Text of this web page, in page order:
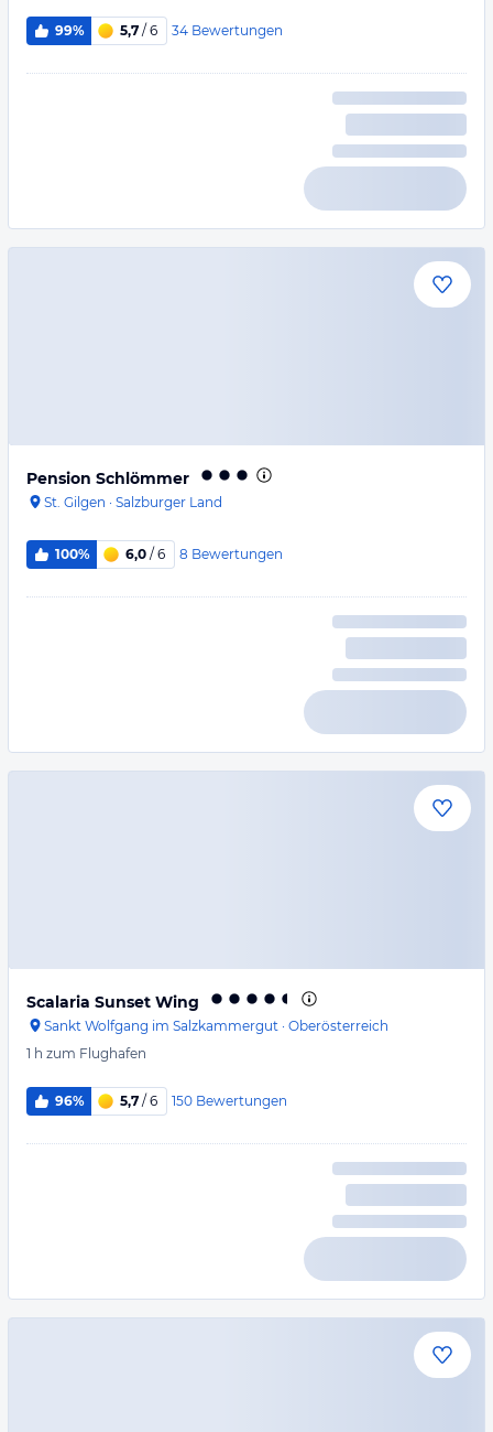
99% 5,7 / 6 34 Bewertungen
Pension Schlömmer
St. Gilgen · Salzburger Land
100% 6,0 / 6 8 Bewertungen
Scalaria Sunset Wing
Sankt Wolfgang im Salzkammergut · Oberösterreich
1 h zum Flughafen
96% 5,7 / 6 150 Bewertungen